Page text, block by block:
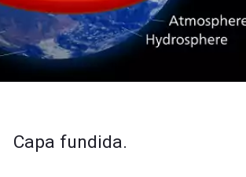
Capa fundida.